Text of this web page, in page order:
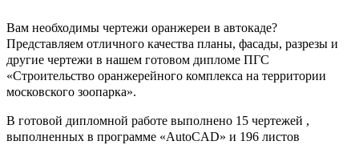
Вам необходимы чертежи оранжереи в автокаде?
Представляем отличного качества планы, фасады, разрезы и
другие чертежи в нашем готовом дипломе ПГС
«Строительство оранжерейного комплекса на территории
московского зоопарка».
В готовой дипломной работе выполнено 15 чертежей ,
выполненных в программе «AutoCAD» и 196 листов